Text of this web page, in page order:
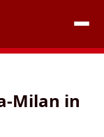
Milan in